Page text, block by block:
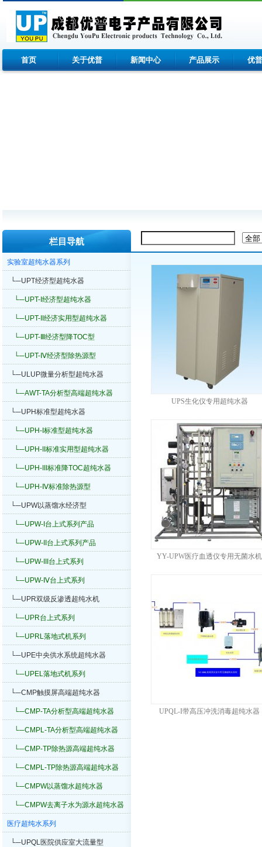
首页 关于优普 新闻中心 产品展示 优
栏目导航
实验室超纯水器系列
└─UPT经济型超纯水器
└─UPT-I经济型超纯水器
└─UPT-II经济实用型超纯水器
└─UPT-Ⅲ经济型降TOC型
└─UPT-Ⅳ经济型除热源型
└─ULUP微量分析型超纯水器
└─AWT-TA分析型高端超纯水器
└─UPH标准型超纯水器
└─UPH-I标准型超纯水器
└─UPH-II标准实用型超纯水器
└─UPH-III标准降TOC超纯水器
└─UPH-Ⅳ标准除热源型
└─UPW以蒸馏水经济型
└─UPW-I台上式系列产品
└─UPW-II台上式系列产品
└─UPW-III台上式系列
└─UPW-Ⅳ台上式系列
└─UPR双级反渗透超纯水机
└─UPR台上式系列
└─UPRL落地式机系列
└─UPE中央供水系统超纯水器
└─UPEL落地式机系列
└─CMP触摸屏高端超纯水器
└─CMP-TA分析型高端超纯水器
└─CMPL-TA分析型高端超纯水器
└─CMP-TP除热源高端超纯水器
└─CMPL-TP除热源高端超纯水器
└─CMPW以蒸馏水超纯水器
└─CMPW去离子水为源水超纯水器
医疗超纯水系列
└─UPQL医院供应室大流量型
UPS生化仪专用超纯水器
YY-UPW医疗血透仪专用无菌水机
UPQL-I带高压冲洗消毒超纯水器